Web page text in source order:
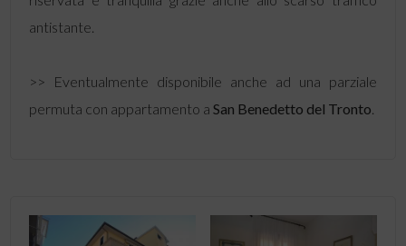
antistante.
>> Eventualmente disponibile anche ad una parziale
permuta con appartamento aSan Benedetto del Tronto.